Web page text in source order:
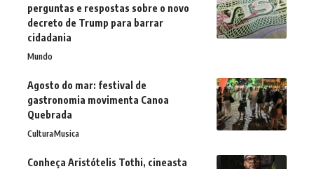
perguntas e respostas sobre o novo
decreto de Trump para barrar
cidadania
Mundo
Agosto do mar: festival de
gastronomia movimenta Canoa
Quebrada
CulturaMusica
Conheça Aristótelis Tothi, cineasta